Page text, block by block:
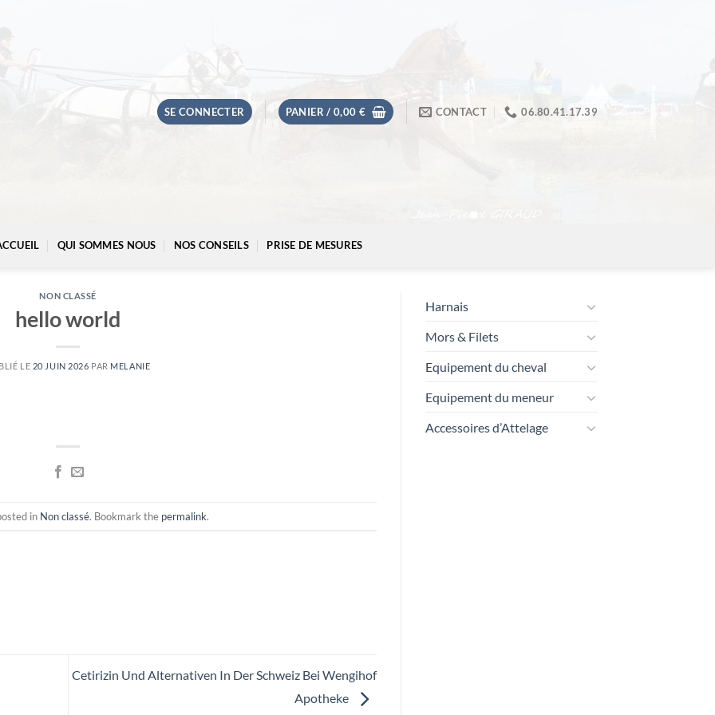
SE CONNECTER PANIER /0,00 € CONTACT ​06.80.41.17.39
QUI SOMMES NOUS NOS CONSEILS PRISE DE MESURES
NON CLASSÉ
hello world
LE 20 JUIN 2026 PAR MELANIE
in Non classé. Bookmark the permalink.
Cetirizin Und Alternativen In Der Schweiz Bei Wengihof
Apotheke
Harnais
Mors & Filets
Equipement du cheval
Equipement du meneur
Accessoires d’Attelage